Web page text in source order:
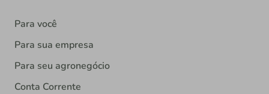
Para você
Para sua empresa
Para seu agronegócio
Conta Corrente